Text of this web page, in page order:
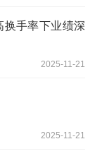
换手率下业绩深
2025-11-21
2025-11-21